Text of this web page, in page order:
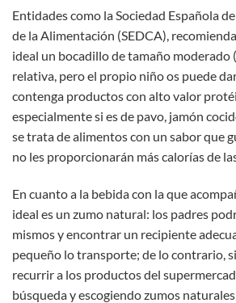
Entidades como la Sociedad Española
de la Alimentación (SEDCA),
ideal un bocadillo de tamaño moderado
relativa, pero el propio niño os puede
contenga productos con alto valor
especialmente si es de pavo, jamón
se trata de alimentos con un sabor que
no les proporcionarán más calorías de
En cuanto a la bebida con la que
ideal es un zumo natural: los padres
mismos y encontrar un recipiente
pequeño lo transporte; de lo contrario,
recurrir a los productos del
búsqueda y escogiendo zumos